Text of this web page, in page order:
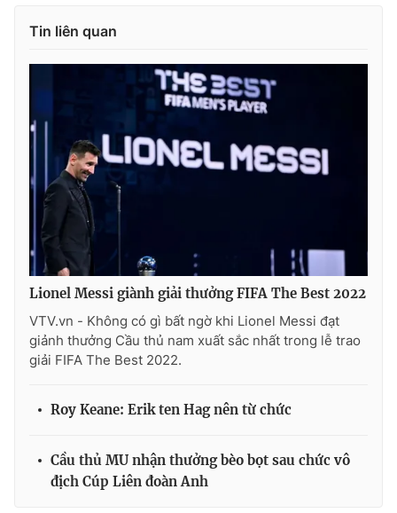
Tin liên quan
Lionel Messi giành giải thưởng FIFA The Best 2022
VTV.vn - Không có gì bất ngờ khi Lionel Messi đạt
giảnh thưởng Cầu thủ nam xuất sắc nhất trong lễ trao
giải FIFA The Best 2022.
Roy Keane: Erik ten Hag nên từ chức
Cầu thủ MU nhận thưởng bèo bọt sau chức vô
địch Cúp Liên đoàn Anh